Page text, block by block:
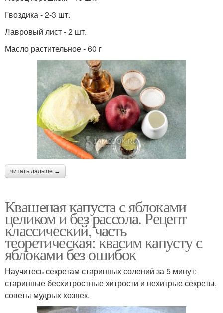
Гвоздика - 2-3 шт.
Лавровый лист - 2 шт.
Масло растительное - 60 г
читать дальше →
Квашеная капуста с яблоками
целиком и без рассола. Рецепт
классический, часть
теоретическая: квасим капусту с
яблоками без ошибок
Научитесь секретам старинных солений за 5 минут:
старинные бесхитростные хитрости и нехитрые секреты,
советы мудрых хозяек.